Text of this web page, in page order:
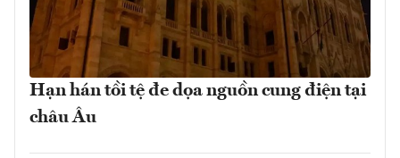
Hạn hán tồi tệ đe dọa nguồn cung điện tại
châu Âu